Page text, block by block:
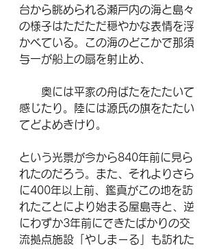
台から眺められる瀬戸内の海と島々
の様子はただただ穏やかな表情を浮
かべている。この海のどこかで那須
与一が船上の扇を射止め、
奥には平家の舟ばたをたたいて
感じたり。陸には源氏の旗をたたい
てどよめきけり。
という光景が今から840年前に見ら
れたのだろう。また、それよりさら
に400年以上前、鑑真がこの地を訪
れたことにより始まる屋島寺と、逆
にわずか3年前にできたばかりの交
流拠点施設「やしまーる」も訪れた